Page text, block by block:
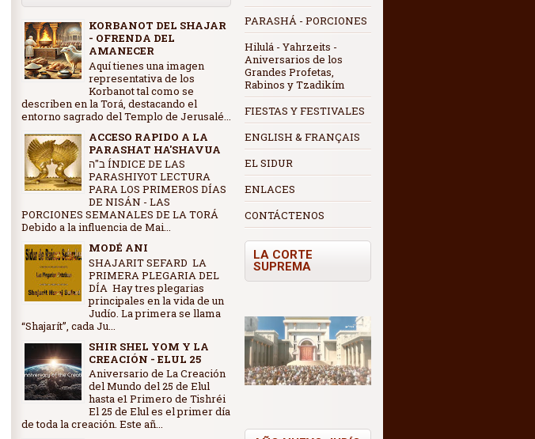
KORBANOT DEL SHAJAR
- OFRENDA DEL
AMANECER
Aquí tienes una imagen
representativa de los
Korbanot tal como se
describen en la Torá, destacando el
entorno sagrado del Templo de Jerusalé...
ACCESO RAPIDO A LA
PARASHAT HA'SHAVUA
ב"ה ÍNDICE DE LAS
PARASHIYOT LECTURA
PARA LOS PRIMEROS DÍAS
DE NISÁN - LAS
PORCIONES SEMANALES DE LA TORÁ
Debido a la influencia de Mai...
MODÉ ANI
SHAJARIT SEFARD LA
PRIMERA PLEGARIA DEL
DÍA Hay tres plegarias
principales en la vida de un
Judío. La primera se llama
“Shajarít”, cada Ju...
SHIR SHEL YOM Y LA
CREACIÓN - ELUL 25
Aniversario de La Creación
del Mundo del 25 de Elul
hasta e1 Primero de Tishréi
El 25 de Elul es el primer día
de toda la creación. Este añ...
PARASHÁ - PORCIONES
Hilulá - Yahrzeits -
Aniversarios de los
Grandes Profetas,
Rabinos y Tzadikím
FIESTAS Y FESTIVALES
ENGLISH & FRANÇAIS
EL SIDUR
ENLACES
CONTÁCTENOS
LA CORTE
SUPREMA